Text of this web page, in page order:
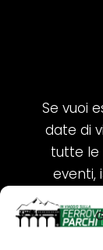
Se vuoi
date di
tutte le
eventi,